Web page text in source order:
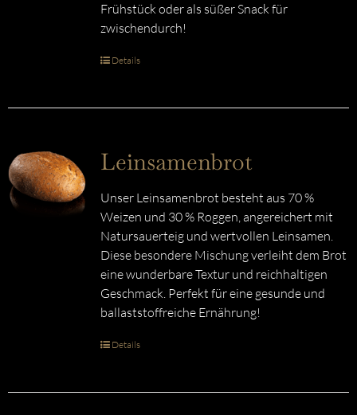
Frühstück oder als süßer Snack für
zwischendurch!
Details
Leinsamenbrot
Unser Leinsamenbrot besteht aus 70 %
Weizen und 30 % Roggen, angereichert mit
Natursauerteig und wertvollen Leinsamen.
Diese besondere Mischung verleiht dem Brot
eine wunderbare Textur und reichhaltigen
Geschmack. Perfekt für eine gesunde und
ballaststoffreiche Ernährung!
Details